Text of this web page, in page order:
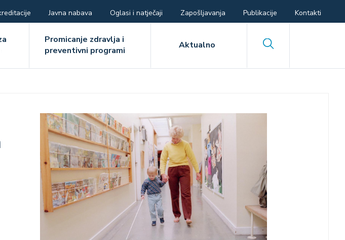
Javna nabava Oglasi i natječaji Zapošljavanja Publikacije Kontakti
Promicanje zdravlja i
preventivni programi
Aktualno Search
Image